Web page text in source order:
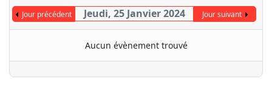
Jour précédent Jeudi, 25 Janvier 2024 Jour suivant
Aucun évènement trouvé